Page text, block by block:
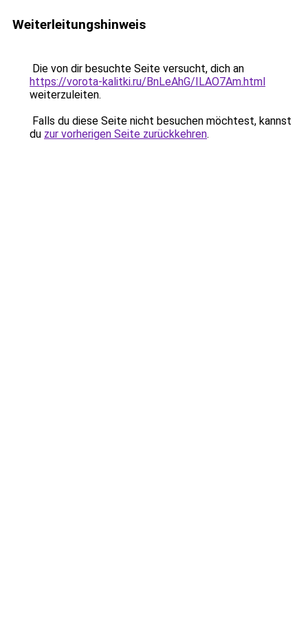
Weiterleitungshinweis
Die von dir besuchte Seite versucht, dich an
https://vorota-kalitki.ru/BnLeAhG/ILAO7Am.html
weiterzuleiten.
Falls du diese Seite nicht besuchen möchtest, kannst
du zur vorherigen Seite zurückkehren.